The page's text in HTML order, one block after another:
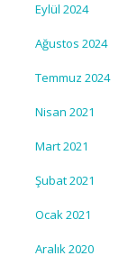
Eylül 2024
Ağustos 2024
Temmuz 2024
Nisan 2021
Mart 2021
Şubat 2021
Ocak 2021
Aralık 2020